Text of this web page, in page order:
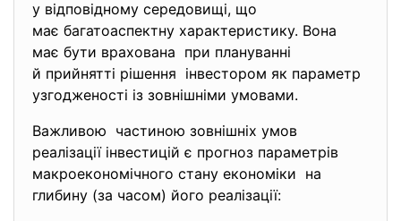
у відповідному середовищі, що
має багатоаспектну характеристику. Вона
має бути врахована при плануванні
й прийнятті рішення інвестором як параметр
узгодженості із зовнішніми умовами.
Важливою частиною зовнішніх умов
реалізації інвестицій є прогноз параметрів
макроекономічного стану економіки на
глибину (за часом) його реалізації: